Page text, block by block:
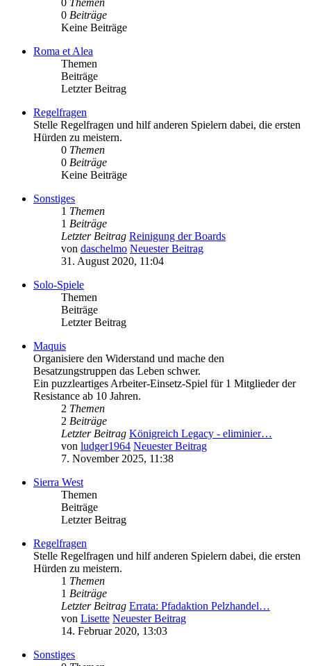
0 Themen
0 Beiträge
Keine Beiträge
Roma et Alea
Themen
Beiträge
Letzter Beitrag
Regelfragen
Stelle Regelfragen und hilf anderen Spielern dabei, die ersten
Hürden zu meistern.
0 Themen
0 Beiträge
Keine Beiträge
Sonstiges
1 Themen
1 Beiträge
Letzter Beitrag Reinigung der Boards
von daschelmo Neuester Beitrag
31. August 2020, 11:04
Solo-Spiele
Themen
Beiträge
Letzter Beitrag
Maquis
Organisiere den Widerstand und mache den
Besatzungstruppen das Leben schwer.
Ein puzzleartiges Arbeiter-Einsetz-Spiel für 1 Mitglieder der
Resistance ab 10 Jahren.
2 Themen
2 Beiträge
Letzter Beitrag Königreich Legacy - eliminier…
von ludger1964 Neuester Beitrag
7. November 2025, 11:38
Sierra West
Themen
Beiträge
Letzter Beitrag
Regelfragen
Stelle Regelfragen und hilf anderen Spielern dabei, die ersten
Hürden zu meistern.
1 Themen
1 Beiträge
Letzter Beitrag Errata: Pfadaktion Pelzhandel…
von Lisette Neuester Beitrag
14. Februar 2020, 13:03
Sonstiges